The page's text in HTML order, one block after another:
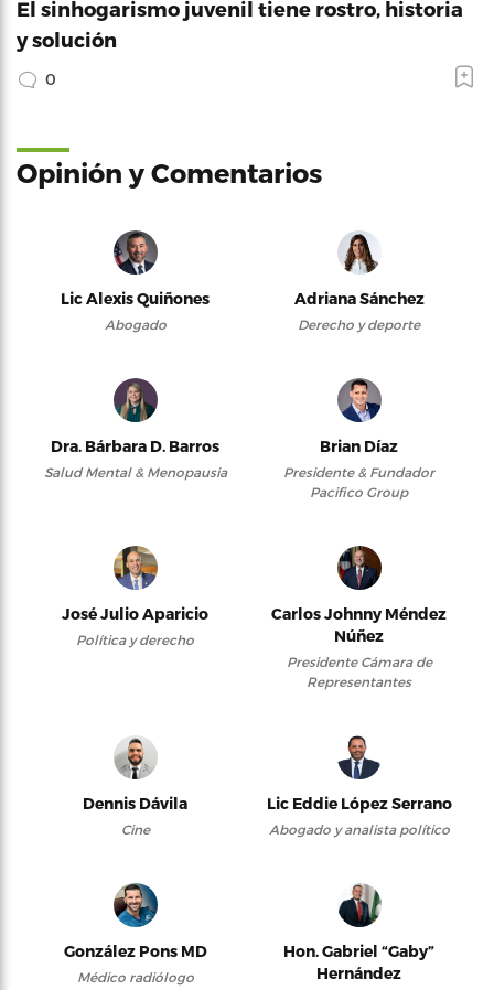
El sinhogarismo juvenil tiene rostro, historia
y solución
0
Opinión y Comentarios
Lic Alexis Quiñones
Abogado
Adriana Sánchez
Derecho y deporte
Dra. Bárbara D. Barros
Salud Mental & Menopausia
Brian Díaz
Presidente & Fundador
Pacifico Group
José Julio Aparicio
Política y derecho
Carlos Johnny Méndez
Núñez
Presidente Cámara de
Representantes
Dennis Dávila
Cine
Lic Eddie López Serrano
Abogado y analista político
González Pons MD
Médico radiólogo
Hon. Gabriel “Gaby”
Hernández